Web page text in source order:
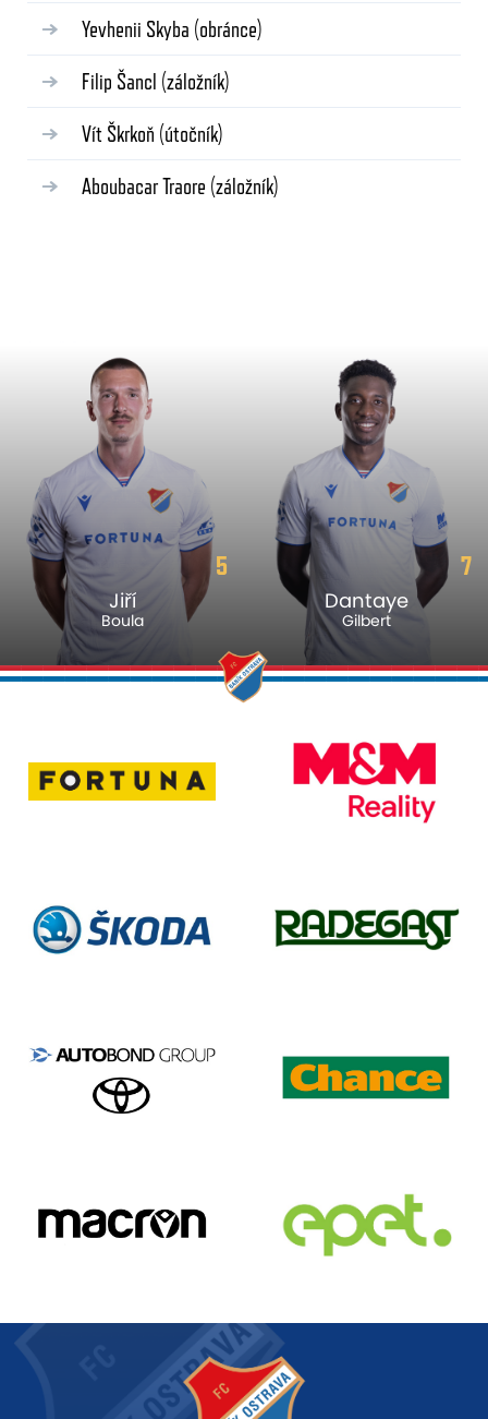
Yevhenii Skyba (obránce)
Filip Šancl (záložník)
Vít Škrkoň (útočník)
Aboubacar Traore (záložník)
5
Jiří
Boula
7
Dantaye
Gilbert